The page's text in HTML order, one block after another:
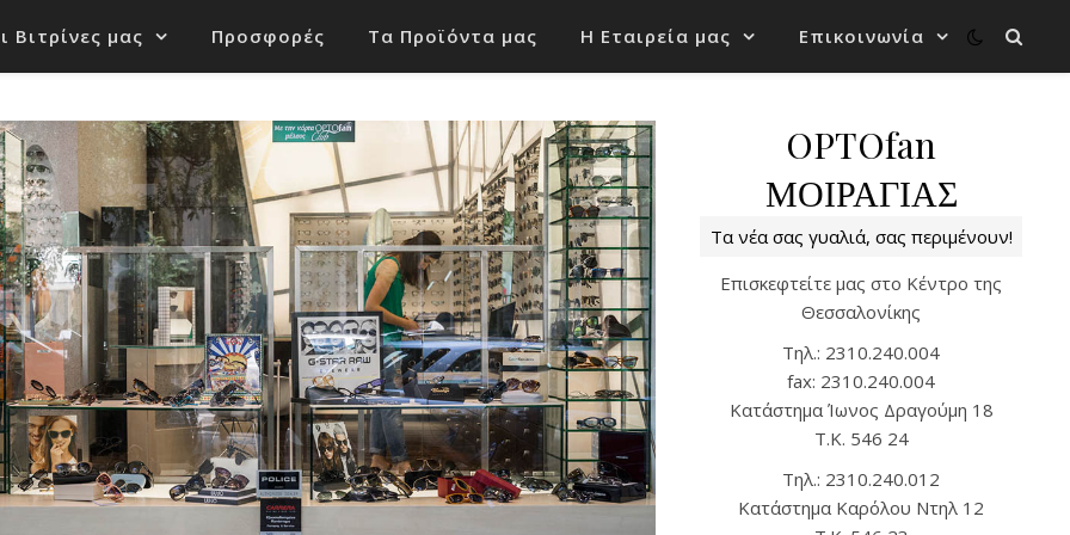
Βιτρίνες μας Προσφορές Τα Προϊόντα μας Η Εταιρεία μας Επικοινωνία
OPTOfan
ΜΟΙΡΑΓΙΑΣ
Τα νέα σας γυαλιά, σας περιμένουν!
Επισκεφτείτε μας στο Κέντρο της
Θεσσαλονίκης
Tηλ.: 2310.240.004
fax: 2310.240.004
Kατάστημα Ίωνος Δραγούμη 18
T.K. 546 24
Τηλ.: 2310.240.012
Κατάστημα Καρόλου Ντηλ 12